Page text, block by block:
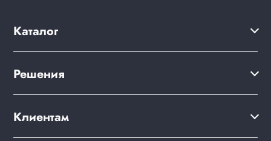
Каталог
Решения
Акции
Решения
Сайт компании
Готовый интернет-магазин
Клиентам